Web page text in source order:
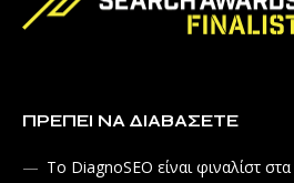
ΠΡΈΠΕΙ ΝΑ ΔΙΑΒΆΣΕΤΕ
Το DiagnoSEO είναι φιναλίστ